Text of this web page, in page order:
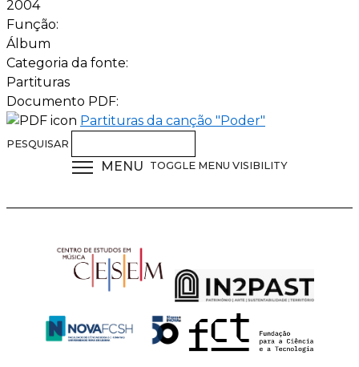
2004
Função:
Álbum
Categoria da fonte:
Partituras
Documento PDF:
Partituras da canção "Poder"
PESQUISAR
MENU TOGGLE MENU VISIBILITY